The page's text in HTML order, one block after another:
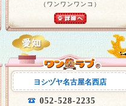
（ワンワンワンコ）
ヨシヅヤ名古屋名西店
052-528-2235